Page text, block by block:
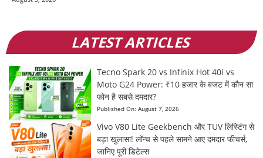
LATEST ARTICLES
Tecno Spark 20 vs Infinix Hot 40i vs
Moto G24 Power: ₹10 हजार के बजट में कौन सा
फोन है सबसे दमदार?
Published On: August 7, 2026
Vivo V80 Lite Geekbench और TUV लिस्टिंग से
बड़ा खुलासा! लॉन्च से पहले सामने आए दमदार फीचर्स,
जानिए पूरी डिटेल्स